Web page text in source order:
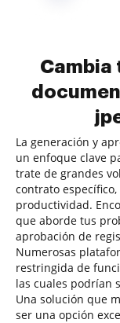
Cambia
La generación y
un enfoque clave
trate de grandes
contrato
productividad.
que aborde tus
aprobación de
Numerosas
restringida de
las cuales podrían
Una solución que
ser una opción